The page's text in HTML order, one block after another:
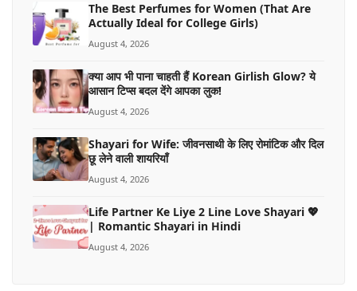
The Best Perfumes for Women (That Are
Actually Ideal for College Girls)
August 4, 2026
क्या आप भी पाना चाहती हैं Korean Girlish Glow? ये
आसान टिप्स बदल देंगे आपका लुक!
August 4, 2026
Shayari for Wife: जीवनसाथी के लिए रोमांटिक और दिल
छू लेने वाली शायरियाँ
August 4, 2026
Life Partner Ke Liye 2 Line Love Shayari 💖
| Romantic Shayari in Hindi
August 4, 2026